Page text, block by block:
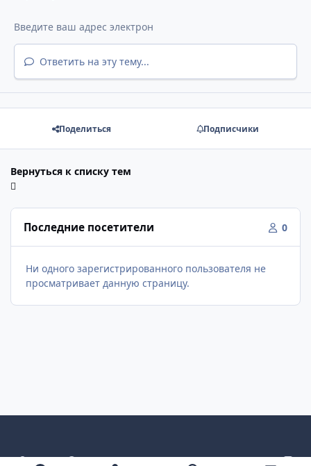
Ответить на эту тему...
Поделиться Подписчики
Вернуться к списку тем
Последние посетители 0
Ни одного зарегистрированного пользователя не
просматривает данную страницу.
Светлый режим
Темный режим
Как в системе v